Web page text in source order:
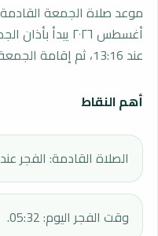
عند 13:16، ثم إقامة الجمعة أو بداية الصلاة عند 13:46.
أهم النقاط
الصلاة القادمة: الفجر عند 05:32.
وقت الفجر اليوم: 05:32.